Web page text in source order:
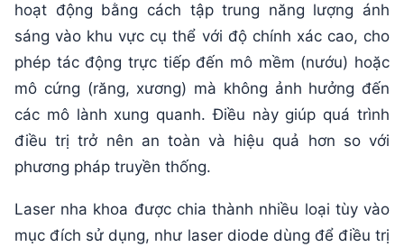
hoạt động bằng cách tập trung năng lượng ánh
sáng vào khu vực cụ thể với độ chính xác cao, cho
phép tác động trực tiếp đến mô mềm (nướu) hoặc
mô cứng (răng, xương) mà không ảnh hưởng đến
các mô lành xung quanh. Điều này giúp quá trình
điều trị trở nên an toàn và hiệu quả hơn so với
phương pháp truyền thống.
Laser nha khoa được chia thành nhiều loại tùy vào
mục đích sử dụng, như laser diode dùng để điều trị